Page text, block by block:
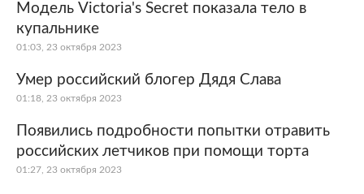
Модель Victoria's Secret показала тело в
купальнике
01:03, 23 октября 2023
Умер российский блогер Дядя Слава
01:18, 23 октября 2023
Появились подробности попытки отравить
российских летчиков при помощи торта
01:27, 23 октября 2023